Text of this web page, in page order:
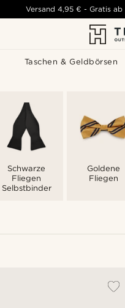
Taschen & Geldbörsen
Versand 4,95 € -Gratis ab
Schwarze
Fliegen
Selbstbinder
Goldene
Fliegen